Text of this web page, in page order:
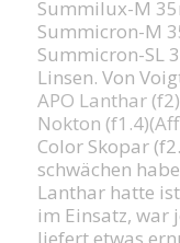
Summilux-M
Summicron-M
Summicron-SL
Linsen. Von
APO Lanthar
Nokton
Color Skopar
schwächen
Lanthar hatte
im Einsatz, war